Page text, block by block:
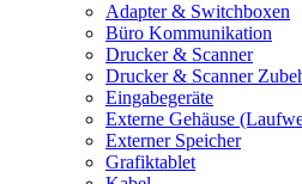
Adapter & Switchboxen
Büro Kommunikation
Drucker & Scanner
Drucker & Scanner
Eingabegeräte
Externe Gehäuse
Externer Speicher
Grafiktablet